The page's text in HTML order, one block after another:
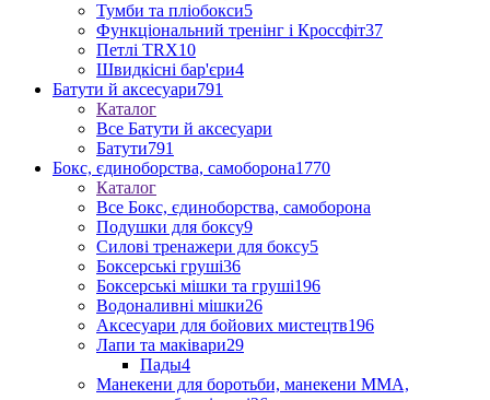
Тумби та пліобокси5
Функціональний тренінг і Кроссфіт37
Петлі TRX10
Швидкісні бар'єри4
Батути й аксесуари791
Каталог
Все Батути й аксесуари
Батути791
Бокс, єдиноборства, самоборона1770
Каталог
Все Бокс, єдиноборства, самоборона
Подушки для боксу9
Силові тренажери для боксу5
Боксерські груші36
Боксерські мішки та груші196
Водоналивні мішки26
Аксесуари для бойових мистецтв196
Лапи та маківари29
Пады4
Манекени для боротьби, манекени ММА,